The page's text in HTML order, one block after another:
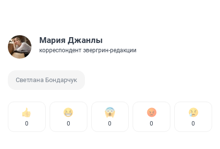
Мария Джанлы
корреспондент эвергрин-редакции
Светлана Бондарчук
0 0 0 0 0